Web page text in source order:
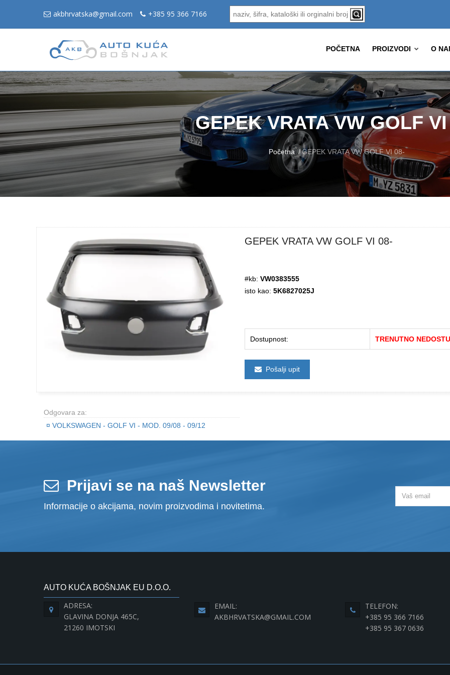
akbhrvatska@gmail.com +385 95 366 7166
POČETNA PROIZVODI O
GEPEK VRATA VW GOLF
Početna GEPEK VRATA VW GOLF VI 08-
GEPEK VRATA VW GOLF VI 08-
#kb:VW0383555
isto kao:5K6827025J
Dostupnost: TRENUTNO
Pošalji upit
Odgovara za:
¤ VOLKSWAGEN - GOLF VI - MOD. 09/08 - 09/12
Prijavi se na naš Newsletter
Informacije o akcijama, novim proizvodima i novitetima.
AUTO KUĆA BOŠNJAK EU D.O.O.
ADRESA:
GLAVINA DONJA 465C,
21260 IMOTSKI
EMAIL:
AKBHRVATSKA@GMAIL.COM
TELEFON:
+385 95 366 7166
+385 95 367 0636